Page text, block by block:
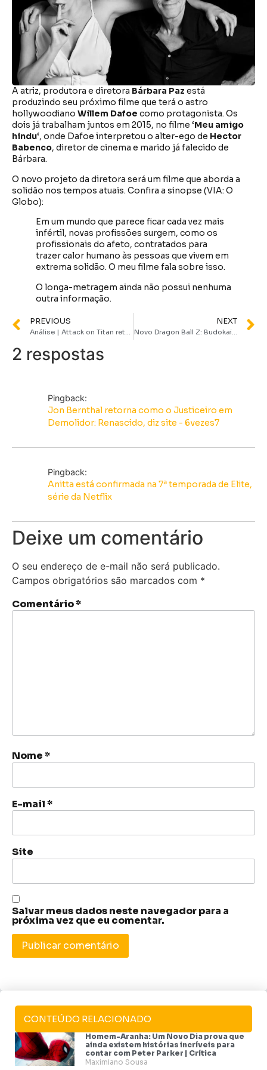
A atriz, produtora e diretora Bárbara Paz está
produzindo seu próximo filme que terá o astro
hollywoodiano Willem Dafoe como protagonista. Os
dois já trabalham juntos em 2015, no filme ‘Meu amigo
hindu‘, onde Dafoe interpretou o alter-ego de Hector
Babenco, diretor de cinema e marido já falecido de
Bárbara.
O novo projeto da diretora será um filme que aborda a
solidão nos tempos atuais. Confira a sinopse (VIA: O
Globo):
Em um mundo que parece ficar cada vez mais
infértil, novas profissões surgem, como os
profissionais do afeto, contratados para
trazer calor humano às pessoas que vivem em
extrema solidão. O meu filme fala sobre isso.
O longa-metragem ainda não possui nenhuma
outra informação.
PREVIOUS
Análise | Attack on Titan retorna para última temporada com episódio épico
NEXT
Novo Dragon Ball Z: Budokai Tenkaichi é anunciado pela Bandai; assista ao trailer
2 respostas
Pingback:
Jon Bernthal retorna como o Justiceiro em
Demolidor: Renascido, diz site - 6vezes7
Pingback:
Anitta está confirmada na 7ª temporada de Elite,
série da Netflix
Deixe um comentário
O seu endereço de e-mail não será publicado.
Campos obrigatórios são marcados com *
Comentário*
Nome*
E-mail*
Site
Salvar meus dados neste navegador para a
próxima vez que eu comentar.
CONTEÚDO RELACIONADO
Homem-Aranha: Um Novo Dia prova que
ainda existem histórias incríveis para
contar com Peter Parker | Crítica
Maximiano Sousa